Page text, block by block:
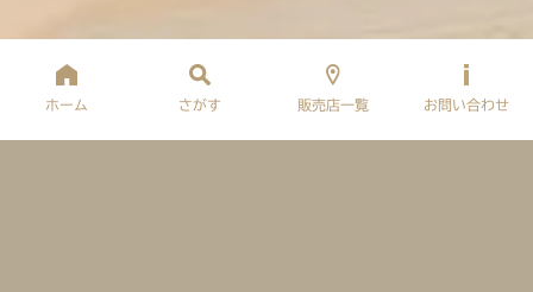
ホーム さがす 販売店一覧 お問い合わせ